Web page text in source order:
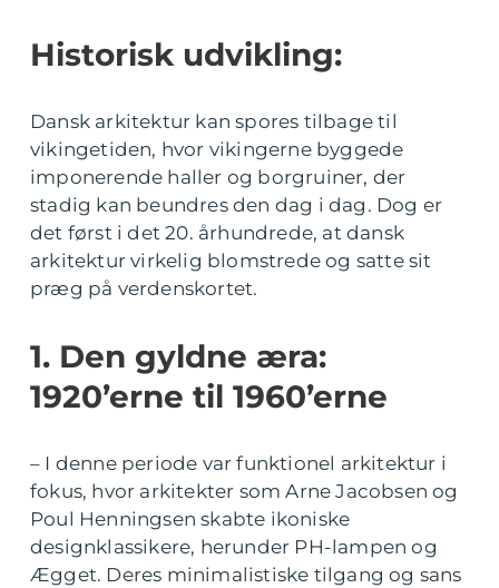
Historisk udvikling:
Dansk arkitektur kan spores tilbage til
vikingetiden, hvor vikingerne byggede
imponerende haller og borgruiner, der
stadig kan beundres den dag i dag. Dog er
det først i det 20. århundrede, at dansk
arkitektur virkelig blomstrede og satte sit
præg på verdenskortet.
1. Den gyldne æra:
1920’erne til 1960’erne
– I denne periode var funktionel arkitektur i
fokus, hvor arkitekter som Arne Jacobsen og
Poul Henningsen skabte ikoniske
designklassikere, herunder PH-lampen og
Ægget. Deres minimalistiske tilgang og sans